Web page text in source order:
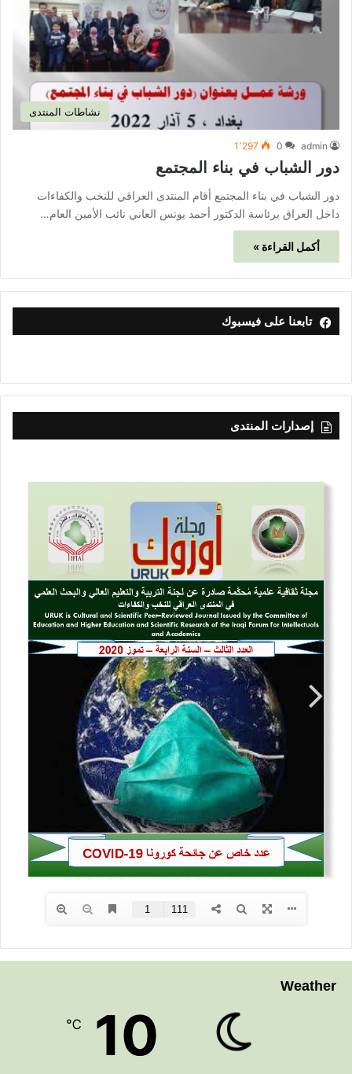
نشاطات المنتدى
admin
0 1٬297
دور الشباب في بناء المجتمع
دور الشباب في بناء المجتمع أقام المنتدى العراقي للنخب والكفاءات
داخل العراق برئاسة الدكتور أحمد يونس العاني نائب الأمين العام…
أكمل القراءة »
تابعنا على فيسبوك
إصدارات المنتدى
Weather
10
℃